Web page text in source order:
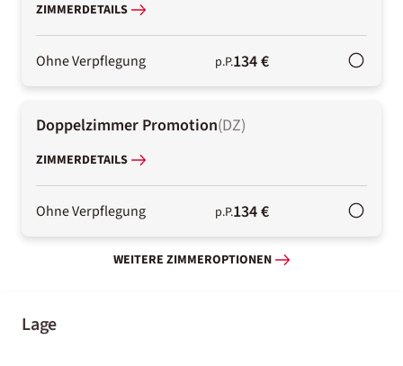
ZIMMERDETAILS
Ohne Verpflegung p.P.134 €
Doppelzimmer Promotion(DZ)
ZIMMERDETAILS
Ohne Verpflegung p.P.134 €
WEITERE ZIMMEROPTIONEN
Lage